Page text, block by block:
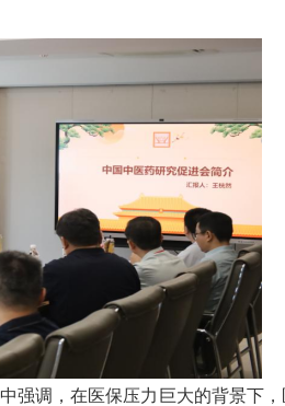
调，在医保压力巨大的背景下